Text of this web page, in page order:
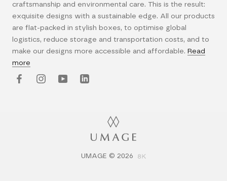
craftsmanship and environmental care. This is the result:
exquisite designs with a sustainable edge. All our products
are flat-packed in stylish boxes, to optimise global
logistics, reduce storage and transportation costs, and to
make our designs more accessible and affordable. Read
more
UMAGE © 2026